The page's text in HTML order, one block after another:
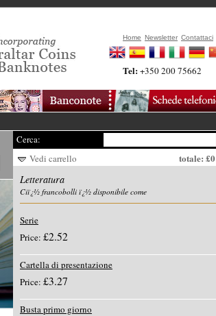
Home Newsletter Contattaci
Tel:+350 200 75662
Cerca:
Vedi carrello
totale: £0
Letteratura
Ciï¿½ francobolli ï¿½ disponibile come
Serie
Price: £2.52
Cartella di presentazione
Price: £3.27
Busta primo giorno